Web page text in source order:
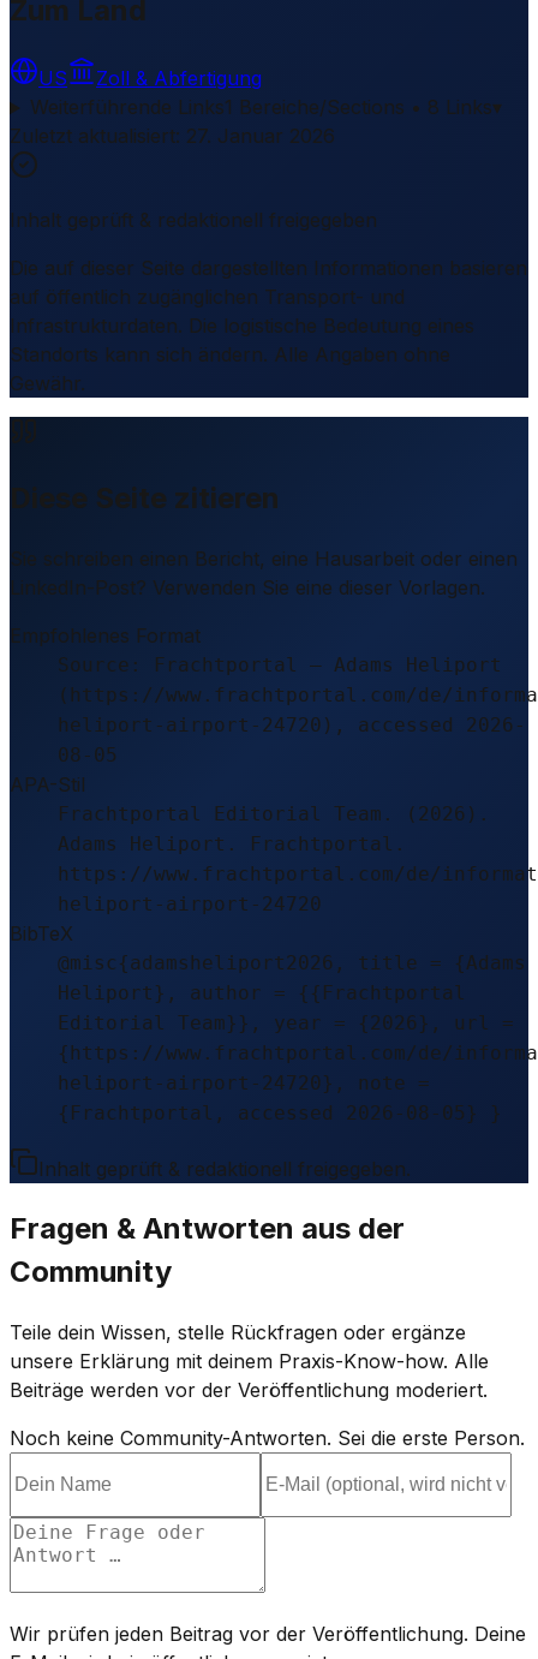
Zum Land
US
Zoll & Abfertigung
Weiterführende Links1 Bereiche/Sections • 8 Links▾
Zuletzt aktualisiert: 27. Januar 2026
Inhalt geprüft & redaktionell freigegeben
Die auf dieser Seite dargestellten Informationen basieren
auf öffentlich zugänglichen Transport- und
Infrastrukturdaten. Die logistische Bedeutung eines
Standorts kann sich ändern. Alle Angaben ohne
Gewähr.
Diese Seite zitieren
Sie schreiben einen Bericht, eine Hausarbeit oder einen
LinkedIn-Post? Verwenden Sie eine dieser Vorlagen.
Empfohlenes Format
Source: Frachtportal – Adams Heliport
(https://www.frachtportal.com/de/
heliport-airport-24720), accessed 2026-
08-05
APA-Stil
Frachtportal Editorial Team. (2026).
Adams Heliport. Frachtportal.
https://www.frachtportal.com/de/
heliport-airport-24720
BibTeX
@misc{adamsheliport2026, title = {Adams
Heliport}, author = {{Frachtportal
Editorial Team}}, year = {2026}, url =
{https://www.frachtportal.com/de/
heliport-airport-24720}, note =
{Frachtportal, accessed 2026-08-05} }
Inhalt geprüft & redaktionell freigegeben.
Fragen & Antworten aus der
Community
Teile dein Wissen, stelle Rückfragen oder ergänze
unsere Erklärung mit deinem Praxis-Know-how. Alle
Beiträge werden vor der Veröffentlichung moderiert.
Noch keine Community-Antworten. Sei die erste Person.
Wir prüfen jeden Beitrag vor der Veröffentlichung. Deine